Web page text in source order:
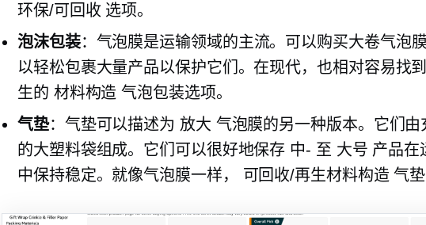
环保/可回收选项。
泡沫包装：气泡膜是运输领域的主流。可以购买大卷气泡
以轻松包裹大量产品以保护它们。在现代，也相对容易找
生的 材料构造 气泡包装选项。
气垫：气垫可以描述为 放大 气泡膜的另一种版本。它们由
的大塑料袋组成。它们可以很好地保存 中- 至 大号 产品在
中保持稳定。就像气泡膜一样， 可回收/再生材料构造 气